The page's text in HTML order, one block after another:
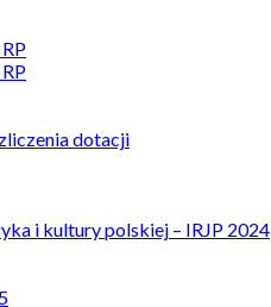
dotacji
i kultury polskiej – IRJP 2024